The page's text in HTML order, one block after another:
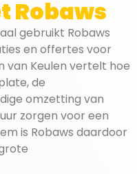
Robaws
gebruikt Robaws
en offertes voor
van Keulen vertelt hoe
de
omzetting van
zorgen voor een
is Robaws daardoor